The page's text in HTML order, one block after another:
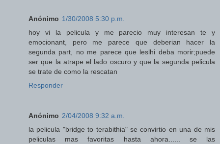
Anónimo 1/30/2008 5:30 p.m.
hoy vi la pelicula y me parecio muy interesan te y
emocionant, pero me parece que deberian hacer la
segunda part, no me parece que leslhi deba morir;puede
ser que la atrape el lado oscuro y que la segunda pelicula
se trate de como la rescatan
Responder
Anónimo 2/04/2008 9:32 a.m.
la pelicula "bridge to terabithia" se convirtio en una de mis
peliculas mas favoritas hasta ahora...... se las